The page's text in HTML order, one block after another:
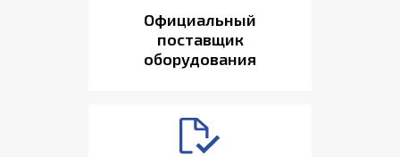
Официальный
поставщик
оборудования